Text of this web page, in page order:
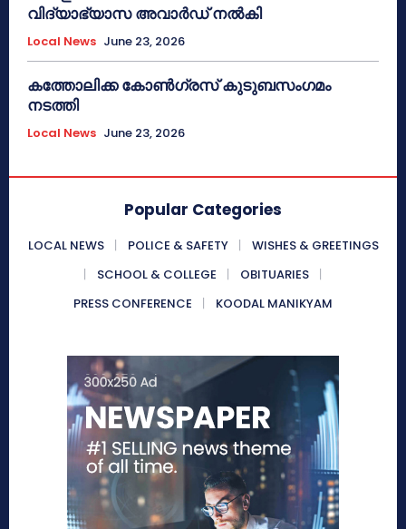
വിദ്യാഭ്യാസ അവാർഡ് നൽകി
Local News June 23, 2026
കത്തോലിക്ക കോൺഗ്രസ് കുടുബസംഗമം
നടത്തി
Local News June 23, 2026
Popular Categories
LOCAL NEWS POLICE & SAFETY
WISHES & GREETINGS
SCHOOL & COLLEGE
OBITUARIES
PRESS CONFERENCE
KOODAL MANIKYAM